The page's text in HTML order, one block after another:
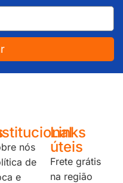
nós
de
e
Links
úteis
Frete grátis
na região